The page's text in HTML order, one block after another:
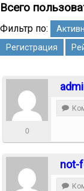
Всего
Фильтр по:
Регистрация
0
not-